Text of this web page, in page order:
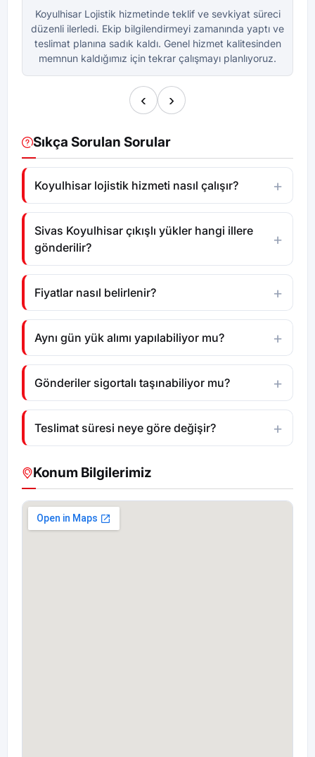
Koyulhisar Lojistik hizmetinde teklif ve sevkiyat süreci
düzenli ilerledi. Ekip bilgilendirmeyi zamanında yaptı ve
teslimat planına sadık kaldı. Genel hizmet kalitesinden
memnun kaldığımız için tekrar çalışmayı planlıyoruz.
‹ ›
Sıkça Sorulan Sorular
Koyulhisar lojistik hizmeti nasıl çalışır?
Sivas Koyulhisar çıkışlı yükler hangi illere
gönderilir?
Fiyatlar nasıl belirlenir?
Aynı gün yük alımı yapılabiliyor mu?
Gönderiler sigortalı taşınabiliyor mu?
Teslimat süresi neye göre değişir?
Konum Bilgilerimiz